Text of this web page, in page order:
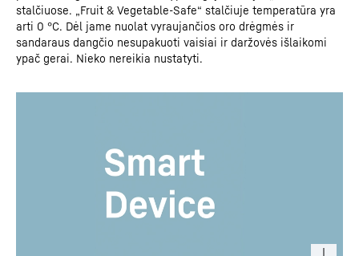
stalčiuose. „Fruit & Vegetable-Safe“ stalčiuje temperatūra yra
arti 0 °C. Dėl jame nuolat vyraujančios oro drėgmės ir
sandaraus dangčio nesupakuoti vaisiai ir daržovės išlaikomi
ypač gerai. Nieko nereikia nustatyti.